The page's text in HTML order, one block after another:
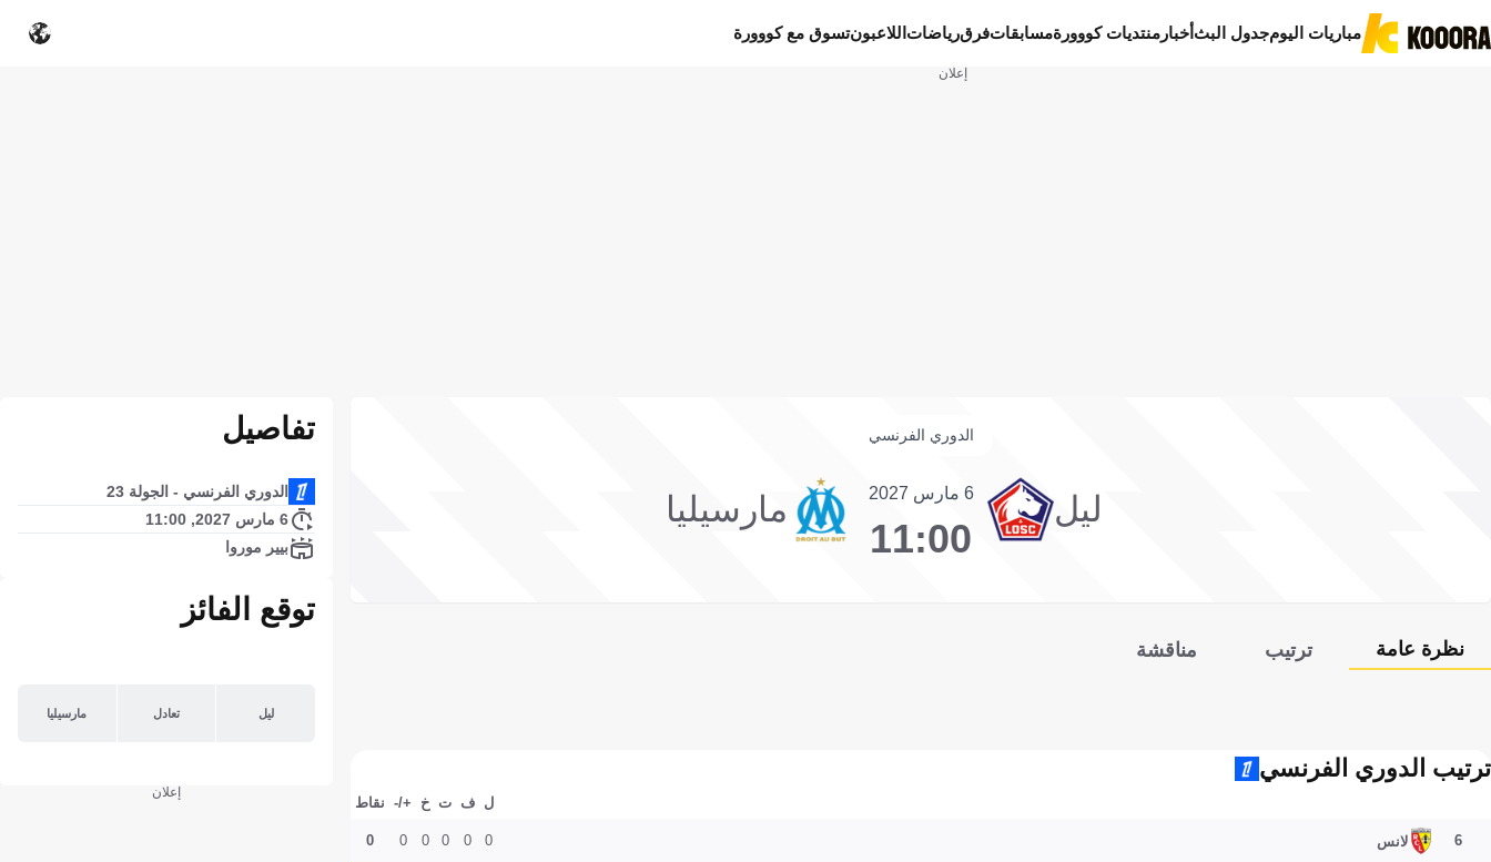
مباريات اليومجدول البثأخبار منتديات كووورةمسابقاتفرقرياضات اللاعبونتسوق مع كووورة
إعلان
الدوري الفرنسي
ليل 6 مارس 2027
11:00
مارسيليا
نظرة عامة ترتيب مناقشة
ترتيب الدوري الفرنسي
ل ف ت خ +/- نقاط
6 لانس 0
0
0
0
0
0
تفاصيل
الدوري الفرنسي - الجولة 23
6 مارس 2027, 11:00
بيير موروا
توقع الفائز
ليل تعادل مارسيليا
إعلان